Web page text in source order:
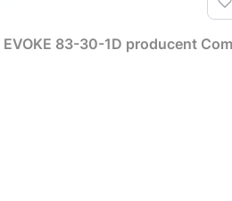
83-30-1D producent